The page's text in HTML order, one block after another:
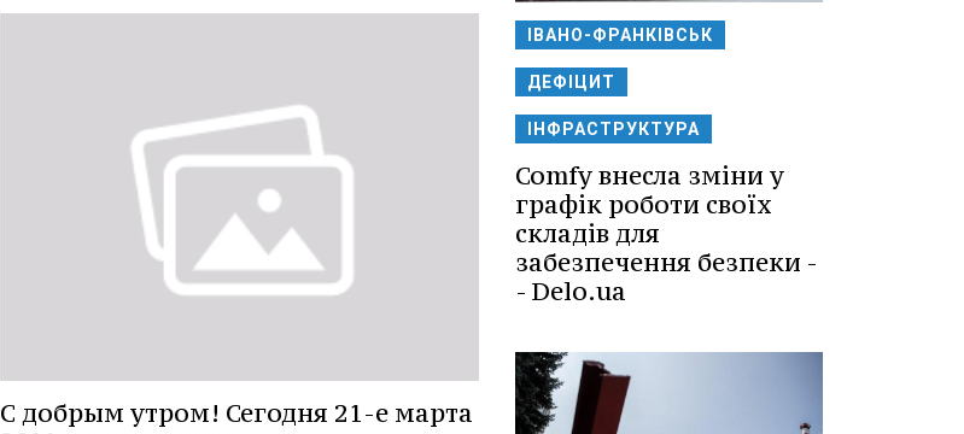
С добрым утром! Сегодня 21-е марта
ІВАНО-ФРАНКІВСЬК
ДЕФІЦИТ
ІНФРАСТРУКТУРА
Comfy внесла зміни у
графік роботи своїх
складів для
забезпечення безпеки -
- Delo.ua